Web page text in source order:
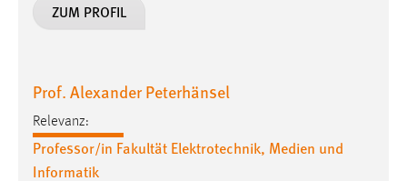
ZUM PROFIL
Prof. Alexander Peterhänsel
Relevanz:
Professor/in Fakultät Elektrotechnik, Medien und
Informatik